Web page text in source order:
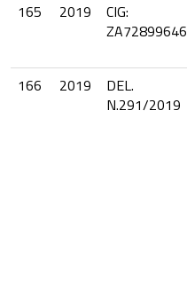
165
2019
CIG:
ZA72899646
166
2019
DEL.
N.291/2019